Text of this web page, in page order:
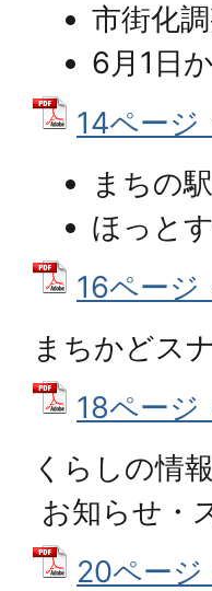
市街化
6月1日
14ページ
まちの
ほっと
16ページ
まちかどス
18ページ
くらしの情
お知らせ・
20ページ